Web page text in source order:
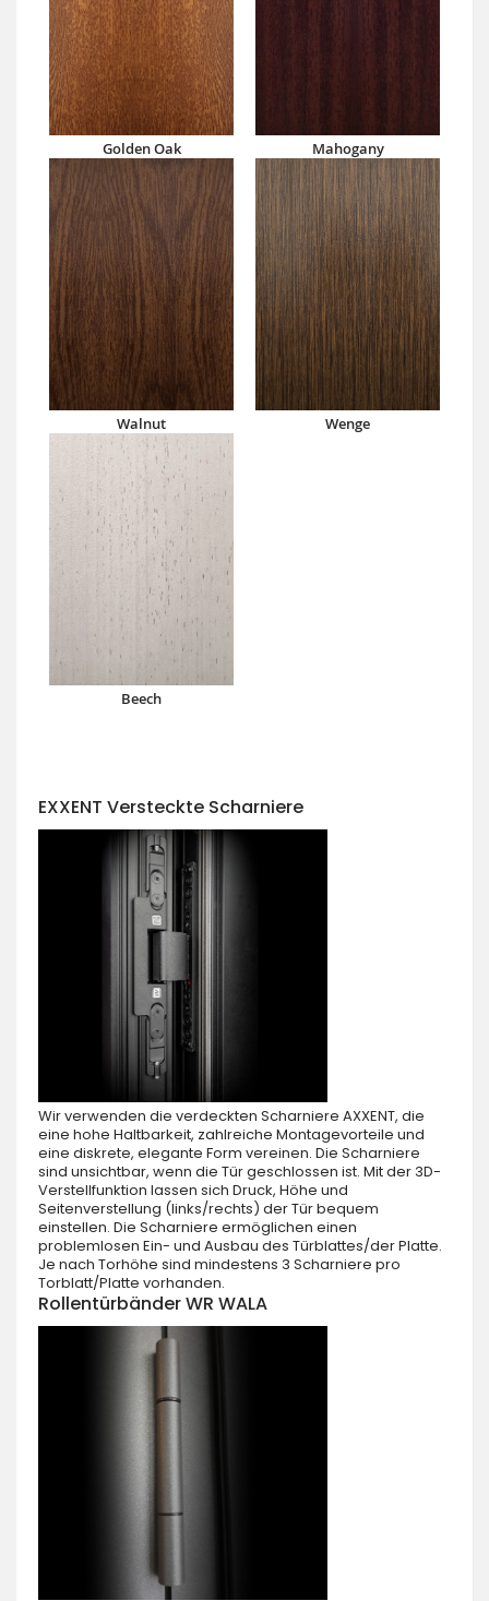
Golden Oak Mahogany
Walnut Wenge
Beech
EXXENT Versteckte Scharniere
Wir verwenden die verdeckten Scharniere AXXENT, die
eine hohe Haltbarkeit, zahlreiche Montagevorteile und
eine diskrete, elegante Form vereinen. Die Scharniere
sind unsichtbar, wenn die Tür geschlossen ist. Mit der 3D-
Verstellfunktion lassen sich Druck, Höhe und
Seitenverstellung (links/rechts) der Tür bequem
einstellen. Die Scharniere ermöglichen einen
problemlosen Ein- und Ausbau des Türblattes/der Platte.
Je nach Torhöhe sind mindestens 3 Scharniere pro
Torblatt/Platte vorhanden.
Rollentürbänder WR WALA